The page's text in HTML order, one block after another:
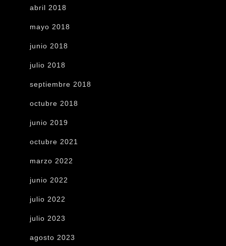
abril 2018
mayo 2018
junio 2018
julio 2018
septiembre 2018
octubre 2018
junio 2019
octubre 2021
marzo 2022
junio 2022
julio 2022
julio 2023
agosto 2023